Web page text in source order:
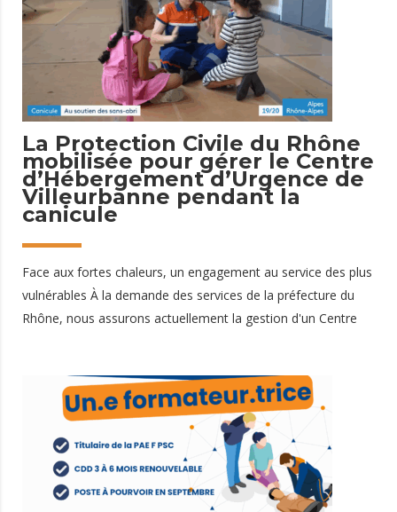
l'année au service de la population à travers nos missions de
secours, de solidarité et de formation. Présents également
au Village de la Défense
14 juillet 2026
La Protection Civile du Rhône
mobilisée pour gérer le Centre
d’Hébergement d’Urgence de
Villeurbanne pendant la
canicule
Face aux fortes chaleurs, un engagement au service des plus
vulnérables À la demande des services de la préfecture du
Rhône, nous assurons actuellement la gestion d'un Centre
personnes les plus vulnérables durant cet épisode de
canicule. Ce dispositif exceptionnel permet d'accueillir des
familles, des couples, des femmes isolées et leurs enfants,
en leur offrant un hébergement temporaire, des repas, un
accompagnement quotidien et un espace sécurisé pour faire
face aux fortes chaleurs. Le reportage réalisé par France 3